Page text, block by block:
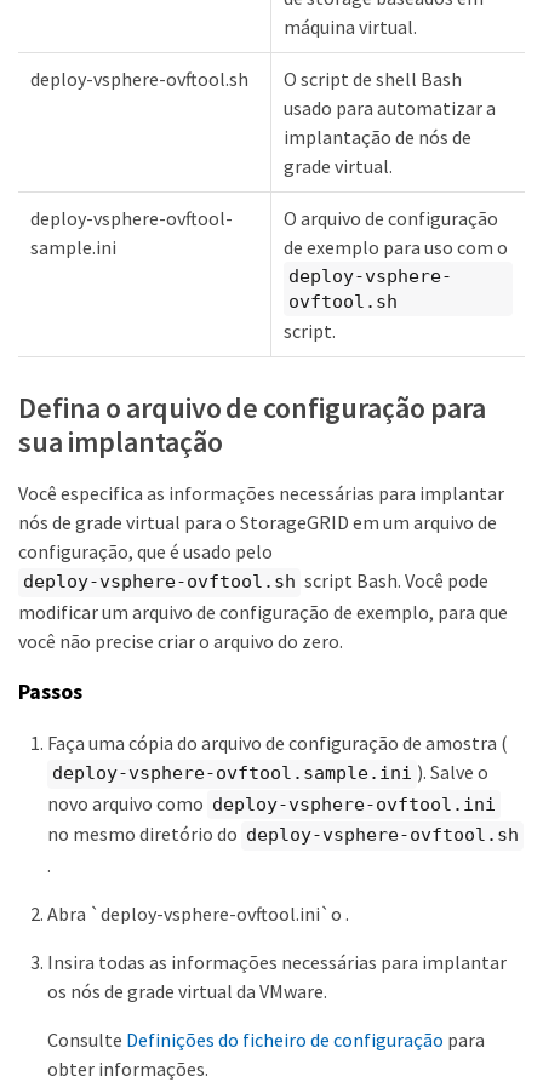
máquina virtual.
deploy-vsphere-ovftool.sh
O script de shell Bash
usado para automatizar a
implantação de nós de
grade virtual.
deploy-vsphere-ovftool-
sample.ini
O arquivo de configuração
de exemplo para uso com o
deploy-vsphere-
ovftool.sh
script.
Defina o arquivo de configuração para
sua implantação
Você especifica as informações necessárias para implantar
nós de grade virtual para o StorageGRID em um arquivo de
configuração, que é usado pelo
deploy-vsphere-ovftool.sh script Bash. Você pode
modificar um arquivo de configuração de exemplo, para que
você não precise criar o arquivo do zero.
Passos
Faça uma cópia do arquivo de configuração de amostra (
deploy-vsphere-ovftool.sample.ini ). Salve o
novo arquivo como deploy-vsphere-ovftool.ini
no mesmo diretório do deploy-vsphere-ovftool.sh
.
Abra `deploy-vsphere-ovftool.ini`o .
Insira todas as informações necessárias para implantar
os nós de grade virtual da VMware.
Consulte Definições do ficheiro de configuração para
obter informações.